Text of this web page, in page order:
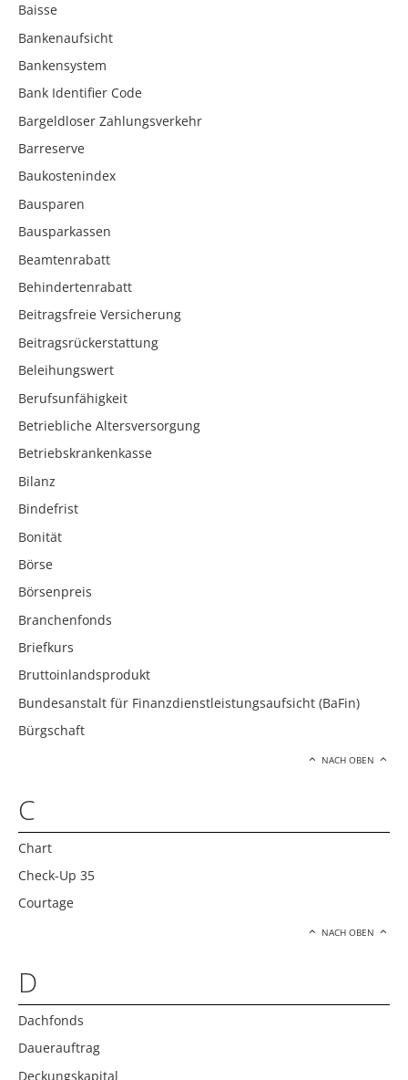
Baisse
Bankenaufsicht
Bankensystem
Bank Identifier Code
Bargeldloser Zahlungsverkehr
Barreserve
Baukostenindex
Bausparen
Bausparkassen
Beamtenrabatt
Behindertenrabatt
Beitragsfreie Versicherung
Beitragsrückerstattung
Beleihungswert
Berufsunfähigkeit
Betriebliche Altersversorgung
Betriebskrankenkasse
Bilanz
Bindefrist
Bonität
Börse
Börsenpreis
Branchenfonds
Briefkurs
Bruttoinlandsprodukt
Bundesanstalt für Finanzdienstleistungsaufsicht (BaFin)
Bürgschaft
NACH OBEN
C
Chart
Check-Up 35
Courtage
NACH OBEN
D
Dachfonds
Dauerauftrag
Deckungskapital